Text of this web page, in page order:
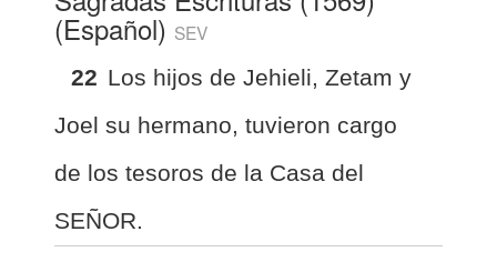
(Español) SEV
22 Los hijos de Jehieli, Zetam y
Joel su hermano, tuvieron cargo
de los tesoros de la Casa del
SEÑOR.